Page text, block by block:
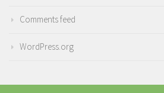
Comments feed
WordPress.org